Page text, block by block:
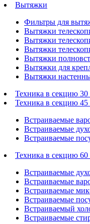
Вытяжки
Фильтры для
Вытяжки
Вытяжки
Вытяжки
Вытяжки
Вытяжки для
Вытяжки
Техника в секцию 30
Техника в секцию 45
Встраиваемые
Встраиваемые
Встраиваемые
Техника в секцию 60
Встраиваемые
Встраиваемые
Встраиваемые
Встраиваемые
Встраиваемый
Встраиваемые